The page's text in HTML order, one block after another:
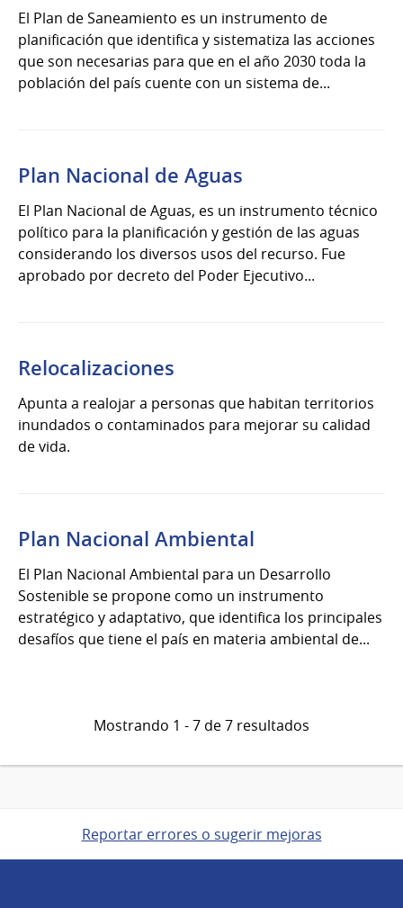
El Plan de Saneamiento es un instrumento de
planificación que identifica y sistematiza las acciones
que son necesarias para que en el año 2030 toda la
población del país cuente con un sistema de...
Plan Nacional de Aguas
El Plan Nacional de Aguas, es un instrumento técnico
político para la planificación y gestión de las aguas
considerando los diversos usos del recurso. Fue
aprobado por decreto del Poder Ejecutivo...
Relocalizaciones
Apunta a realojar a personas que habitan territorios
inundados o contaminados para mejorar su calidad
de vida.
Plan Nacional Ambiental
El Plan Nacional Ambiental para un Desarrollo
Sostenible se propone como un instrumento
estratégico y adaptativo, que identifica los principales
desafíos que tiene el país en materia ambiental de...
Mostrando 1 - 7 de 7 resultados
Reportar errores o sugerir mejoras